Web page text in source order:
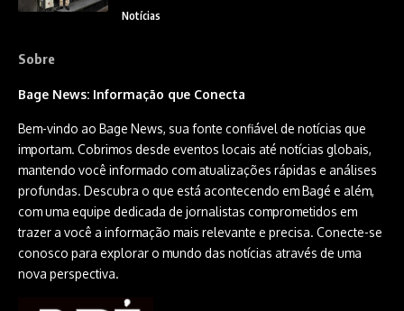
Notícias
Sobre
Bage News: Informação que Conecta
Bem-vindo ao Bage News, sua fonte confiável de notícias que
importam. Cobrimos desde eventos locais até notícias globais,
mantendo você informado com atualizações rápidas e análises
profundas. Descubra o que está acontecendo em Bagé e além,
com uma equipe dedicada de jornalistas comprometidos em
trazer a você a informação mais relevante e precisa. Conecte-se
conosco para explorar o mundo das notícias através de uma
nova perspectiva.